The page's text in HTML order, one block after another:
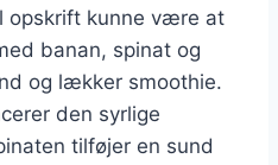
opskrift kunne være at
banan, spinat og
og lækker smoothie.
den syrlige
tilføjer en sund